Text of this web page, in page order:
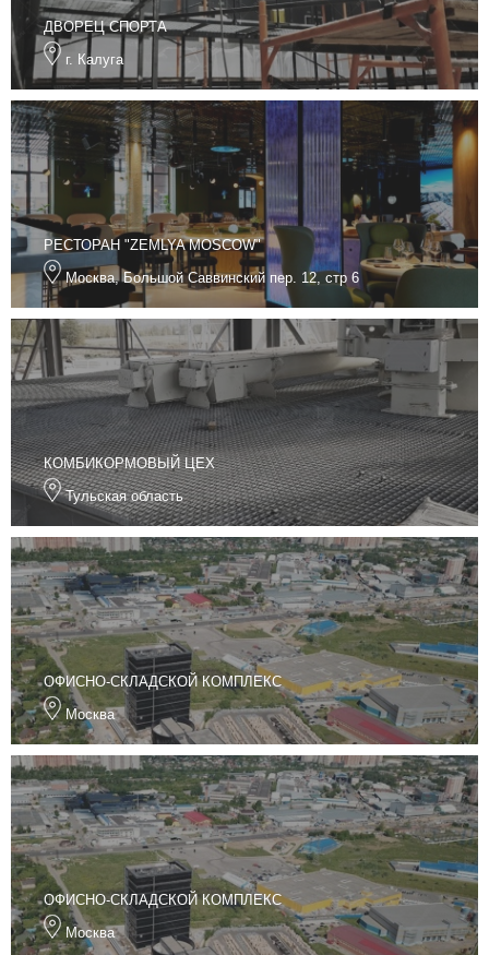
ДВОРЕЦ СПОРТА
г. Калуга
РЕСТОРАН "ZEMLYA MOSCOW"
Москва, Большой Саввинский пер. 12, стр 6
КОМБИКОРМОВЫЙ ЦЕХ
Тульская область
ОФИСНО-СКЛАДСКОЙ КОМПЛЕКС
Москва
ОФИСНО-СКЛАДСКОЙ КОМПЛЕКС
Москва